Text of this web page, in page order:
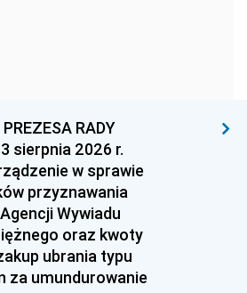
1956
1953
1950
1947
1944 1939
1937 1936
RADY
sierpnia 2026 r.
w sprawie
przyznawania
Wywiadu
oraz kwoty
ubrania typu
za umundurowanie